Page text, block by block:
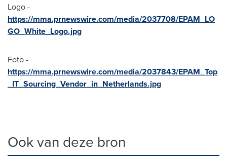
Logo -
https://mma.prnewswire.com/media/2037708/EPAM_LO
GO_White_Logo.jpg
Foto -
https://mma.prnewswire.com/media/2037843/EPAM_Top
_IT_Sourcing_Vendor_in_Netherlands.jpg
Ook van deze bron